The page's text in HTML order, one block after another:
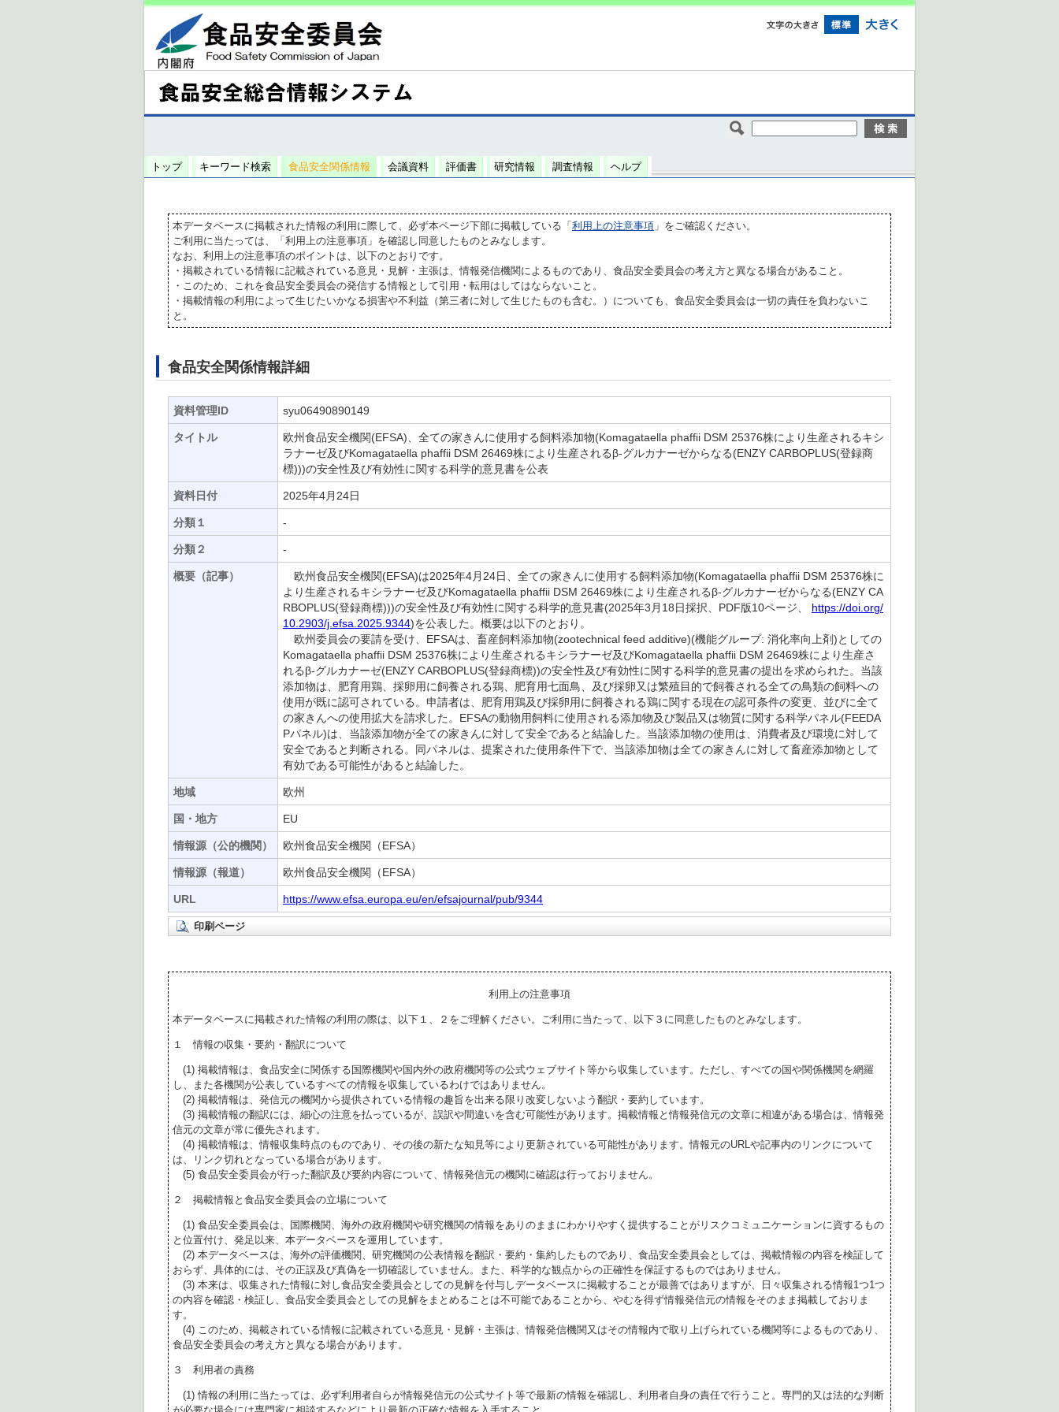
トップ キーワード検索 食品安全関係情報 会議資料 評価書 研究情報 調査情報 ヘルプ
本データベースに掲載された情報の利用に際して、必ず本ページ下部に掲載している「 利用上の注意事項 」をご確認ください。
ご利用に当たっては、「利用上の注意事項」を確認し同意したものとみなします。
なお、利用上の注意事項のポイントは、以下のとおりです。
・掲載されている情報に記載されている意見・見解・主張は、情報発信機関によるものであり、食品安全委員会の考え方と異なる場合があること。
・このため、これを食品安全委員会の発信する情報として引用・転用はしてはならないこと。
・掲載情報の利用によって生じたいかなる損害や不利益（第三者に対して生じたものも含む。）についても、食品安全委員会は一切の責任を負わないこ
と。
食品安全関係情報詳細
資料管理ID syu06490890149
タイトル
欧州食品安全機関(EFSA)、全ての家きんに使用する飼料添加物(Komagataella phaffii DSM 25376株により生産されるキシ
ラナーゼ及びKomagataella phaffii DSM 26469株により生産されるβ-グルカナーゼからなる(ENZY CARBOPLUS(登録商
標)))の安全性及び有効性に関する科学的意見書を公表
資料日付 2025年4月24日
分類１ -
分類２ -
概要（記事）
欧州食品安全機関(EFSA)は2025年4月24日、全ての家きんに使用する飼料添加物(Komagataella phaffii DSM 25376株に
より生産されるキシラナーゼ及びKomagataella phaffii DSM 26469株により生産されるβ-グルカナーゼからなる(ENZY CA
RBOPLUS(登録商標)))の安全性及び有効性に関する科学的意見書(2025年3月18日採択、PDF版10ページ、
https://doi.org/
10.2903/j.efsa.2025.9344)を公表した。概要は以下のとおり。
欧州委員会の要請を受け、EFSAは、畜産飼料添加物(zootechnical feed additive)(機能グループ: 消化率向上剤)としての
Komagataella phaffii DSM 25376株により生産されるキシラナーゼ及びKomagataella phaffii DSM 26469株により生産さ
れるβ-グルカナーゼ(ENZY CARBOPLUS(登録商標))の安全性及び有効性に関する科学的意見書の提出を求められた。当該
添加物は、肥育用鶏、採卵用に飼養される鶏、肥育用七面鳥、及び採卵又は繁殖目的で飼養される全ての鳥類の飼料への
使用が既に認可されている。申請者は、肥育用鶏及び採卵用に飼養される鶏に関する現在の認可条件の変更、並びに全て
の家きんへの使用拡大を請求した。EFSAの動物用飼料に使用される添加物及び製品又は物質に関する科学パネル(FEEDA
Pパネル)は、当該添加物が全ての家きんに対して安全であると結論した。当該添加物の使用は、消費者及び環境に対して
安全であると判断される。同パネルは、提案された使用条件下で、当該添加物は全ての家きんに対して畜産添加物として
有効である可能性があると結論した。
地域 欧州
国・地方 EU
情報源（公的機関） 欧州食品安全機関（EFSA）
情報源（報道） 欧州食品安全機関（EFSA）
URL https://www.efsa.europa.eu/en/efsajournal/pub/9344
印刷ページ
利用上の注意事項
本データベースに掲載された情報の利用の際は、以下１、２をご理解ください。ご利用に当たって、以下３に同意したものとみなします。
１ 情報の収集・要約・翻訳について
(1) 掲載情報は、食品安全に関係する国際機関や国内外の政府機関等の公式ウェブサイト等から収集しています。ただし、すべての国や関係機関を網羅
し、また各機関が公表しているすべての情報を収集しているわけではありません。
(2) 掲載情報は、発信元の機関から提供されている情報の趣旨を出来る限り改変しないよう翻訳・要約しています。
(3) 掲載情報の翻訳には、細心の注意を払っているが、誤訳や間違いを含む可能性があります。掲載情報と情報発信元の文章に相違がある場合は、情報発
信元の文章が常に優先されます。
(4) 掲載情報は、情報収集時点のものであり、その後の新たな知見等により更新されている可能性があります。情報元のURLや記事内のリンクについて
は、リンク切れとなっている場合があります。
(5) 食品安全委員会が行った翻訳及び要約内容について、情報発信元の機関に確認は行っておりません。
２ 掲載情報と食品安全委員会の立場について
(1) 食品安全委員会は、国際機関、海外の政府機関や研究機関の情報をありのままにわかりやすく提供することがリスクコミュニケーションに資するもの
と位置付け、発足以来、本データベースを運用しています。
(2) 本データベースは、海外の評価機関、研究機関の公表情報を翻訳・要約・集約したものであり、食品安全委員会としては、掲載情報の内容を検証して
おらず、具体的には、その正誤及び真偽を一切確認していません。また、科学的な観点からの正確性を保証するものではありません。
(3) 本来は、収集された情報に対し食品安全委員会としての見解を付与しデータベースに掲載することが最善ではありますが、日々収集される情報1つ1つ
の内容を確認・検証し、食品安全委員会としての見解をまとめることは不可能であることから、やむを得ず情報発信元の情報をそのまま掲載しておりま
す。
(4) このため、掲載されている情報に記載されている意見・見解・主張は、情報発信機関又はその情報内で取り上げられている機関等によるものであり、
食品安全委員会の考え方と異なる場合があります。
３ 利用者の責務
(1) 情報の利用に当たっては、必ず利用者自らが情報発信元の公式サイト等で最新の情報を確認し、利用者自身の責任で行うこと。専門的又は法的な判断